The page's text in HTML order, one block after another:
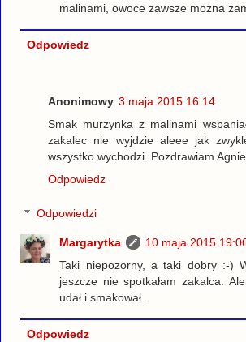
malinami, owoce zawsze można
Odpowiedz
Anonimowy 3 maja 2015 16:14
Smak murzynka z malinami
zakalec nie wyjdzie aleee jak
wszystko wychodzi. Pozdrawiam
Odpowiedz
Odpowiedzi
Margarytka
10 maja 2015
Taki niepozorny, a taki dobry :-)
jeszcze nie spotkałam zakalca.
udał i smakował.
Odpowiedz